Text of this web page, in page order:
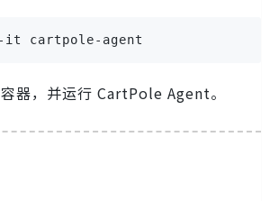
it cartpole-agent
器，并运行 CartPole Agent。